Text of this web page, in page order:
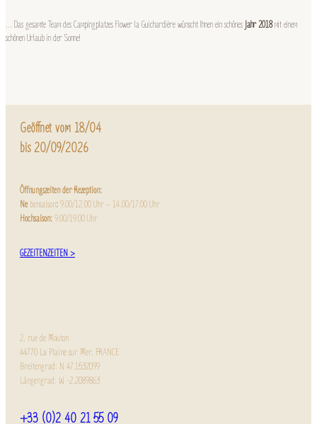
… Das gesamte Team des Campingplatzes Flower la Guichardière wünscht Ihnen ein schönes Jahr 2018mit einem
schönen Urlaub in der Sonne!
Geöffnet vom 18/04
bis 20/09/2026
Öffnungszeiten der Rezeption:
Ne bensaison:9.00/12.00 Uhr – 14.00/17.00 Uhr
Hochsaison:9.00/19.00 Uhr
GEZEITENZEITEN >
2, rue de Mouton
44770 La Plaine sur Mer, FRANCE
Breitengrad: N 47.1532099
Längengrad: W -2.2089863
+33 (0)2 40 21 55 09